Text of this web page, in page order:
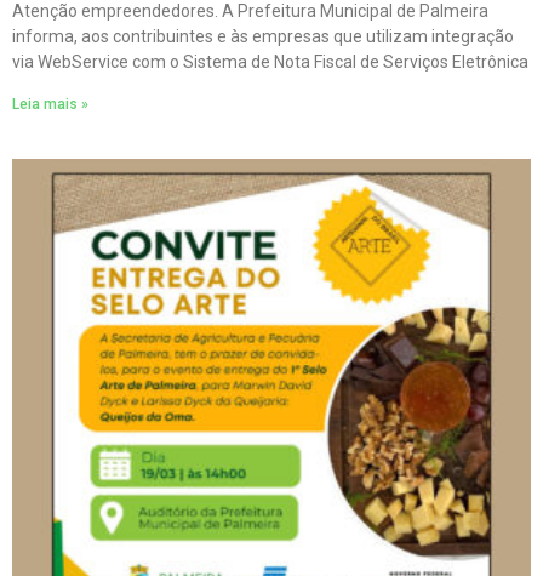
Atenção empreendedores. A Prefeitura Municipal de Palmeira
informa, aos contribuintes e às empresas que utilizam integração
via WebService com o Sistema de Nota Fiscal de Serviços Eletrônica
Leia mais »